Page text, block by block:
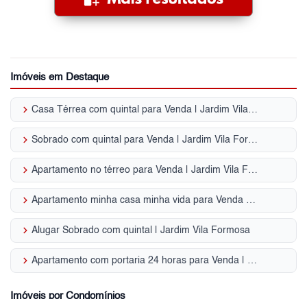
Imóveis em Destaque
keyboard_arrow_right Casa Térrea com quintal para Venda | Jardim Vila Formosa
keyboard_arrow_right Sobrado com quintal para Venda | Jardim Vila Formosa
keyboard_arrow_right Apartamento no térreo para Venda | Jardim Vila Formosa
keyboard_arrow_right Apartamento minha casa minha vida para Venda | Jardim Vila Formosa
keyboard_arrow_right Alugar Sobrado com quintal | Jardim Vila Formosa
keyboard_arrow_right Apartamento com portaria 24 horas para Venda | Jardim Vila Formosa
Imóveis por Condomínios